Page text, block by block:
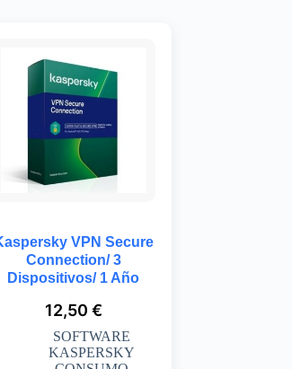
VPN Secure
Connection/ 3
Dispositivos/ 1 Año
12,50 €
SOFTWARE
KASPERSKY